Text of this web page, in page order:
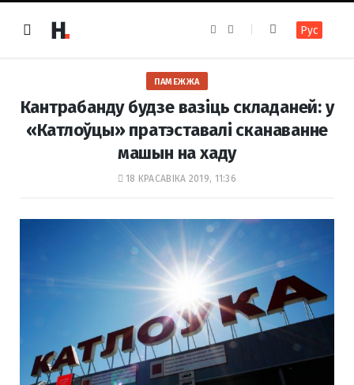
e
k
t
a
m
Рус
ПАМЕЖЖА
Кантрабанду будзе вазіць складаней: у
«Катлоўцы» пратэставалі сканаванне
машын на хаду
18 КРАСАВІКА 2019, 11:36